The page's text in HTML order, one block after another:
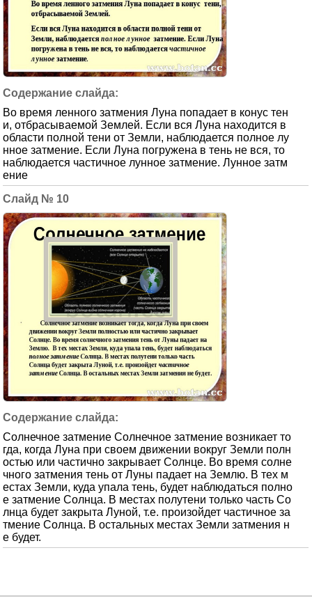
Во время ленного затмения Луна попадает в конус тен
и, отбрасываемой Землей. Если вся Луна находится в
области полной тени от Земли, наблюдается полное лу
нное затмение. Если Луна погружена в тень не вся, то
наблюдается частичное лунное затмение. Лунное затм
ение
10
Солнечное затмение Солнечное затмение возникает то
гда, когда Луна при своем движении вокруг Земли полн
остью или частично закрывает Солнце. Во время солне
чного затмения тень от Луны падает на Землю. В тех м
естах Земли, куда упала тень, будет наблюдаться полно
е затмение Солнца. В местах полутени только часть Со
лнца будет закрыта Луной, т.е. произойдет частичное за
тмение Солнца. В остальных местах Земли затмения н
е будет.